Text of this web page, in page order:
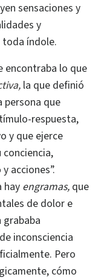
sensaciones y
y
índole.
encontraba lo que
la que definió
persona que
respuesta,
y que ejerce
acciones”.
hay engramas, que
de dolor e
grababa
inconsciencia
Pero
cómo